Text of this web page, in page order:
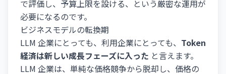
で評価し、予算上限を設ける、という厳密な運用が
必要になるのです。
ビジネスモデルの転換期
LLM 企業にとっても、利用企業にとっても、 Token
経済は新しい成長フェーズに入った と言えます。
LLM 企業は、単純な価格競争から脱却し、価格の